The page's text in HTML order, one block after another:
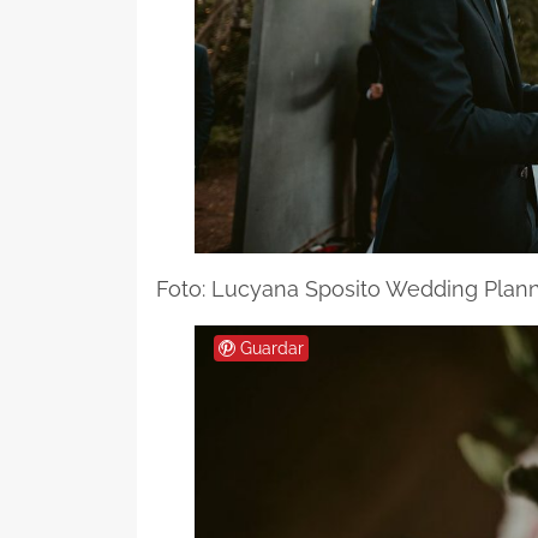
Foto: Lucyana Sposito Wedding
Guardar